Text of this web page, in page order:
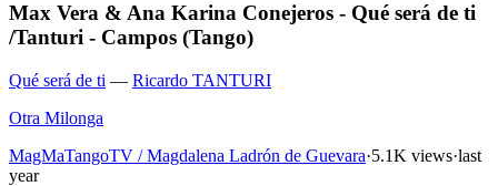
Max Vera & Ana Karina Conejeros - Qué será de ti
/Tanturi - Campos (Tango)
Qué será de ti — Ricardo TANTURI
Otra Milonga
MagMaTangoTV / Magdalena Ladrón de Guevara·5.1K views·last
year